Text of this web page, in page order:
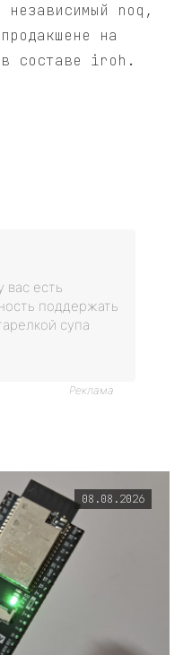
независимый noq,
на
в составе iroh.
вас есть
поддержать
супа
Реклама
08.08.2026